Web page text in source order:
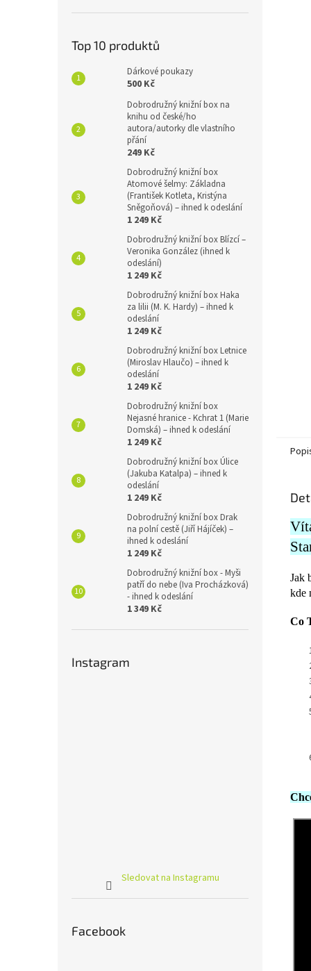
Top 10 produktů
Dárkové poukazy
500 Kč
Dobrodružný knižní box na
knihu od české/ho
autora/autorky dle vlastního
přání
249 Kč
Dobrodružný knižní box
Atomové šelmy: Základna
(František Kotleta, Kristýna
Sněgoňová) – ihned k odeslání
1 249 Kč
Dobrodružný knižní box Blízcí –
Veronika González (ihned k
odeslání)
1 249 Kč
Dobrodružný knižní box Haka
za lilii (M. K. Hardy) – ihned k
odeslání
1 249 Kč
Dobrodružný knižní box Letnice
(Miroslav Hlaučo) – ihned k
odeslání
1 249 Kč
Dobrodružný knižní box
Nejasné hranice - Kchrat 1 (Marie
Domská) – ihned k odeslání
1 249 Kč
Dobrodružný knižní box Úlice
(Jakuba Katalpa) – ihned k
odeslání
1 249 Kč
Dobrodružný knižní box Drak
na polní cestě (Jiří Hájíček) –
ihned k odeslání
1 249 Kč
Dobrodružný knižní box - Myši
patří do nebe (Iva Procházková)
- ihned k odeslání
1 349 Kč
Instagram
Sledovat na Instagramu
Facebook
Jak
kde
Co